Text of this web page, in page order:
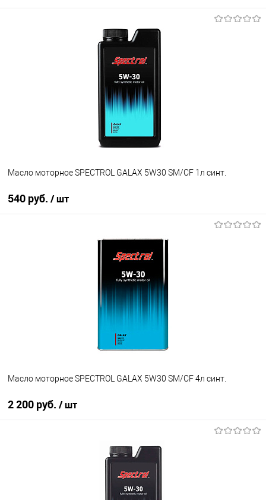
В корзину
Масло моторное SPECTROL GALAX 5W30 SМ/CF 1л синт.
540 руб. / шт
Масло моторное SPECTROL GALAX 5W30 SМ/CF 4л синт.
2 200 руб. / шт